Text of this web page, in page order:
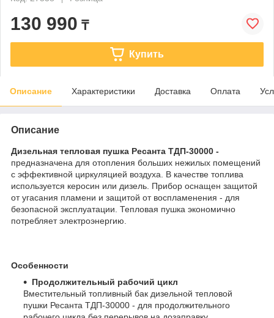
130 990 ₸
Купить
Описание Характеристики Доставка Оплата
Описание
Дизельная тепловая пушка Ресанта ТДП-30000 -
предназначена для отопления больших нежилых помещений
с эффективной циркуляцией воздуха. В качестве топлива
используется керосин или дизель. Прибор оснащен защитой
от угасания пламени и защитой от воспламенения - для
безопасной эксплуатации. Тепловая пушка экономично
потребляет электроэнергию.
Особенности
Продолжительный рабочий цикл
Вместительный топливный бак дизельной тепловой
пушки Ресанта ТДП-30000 - для продолжительного